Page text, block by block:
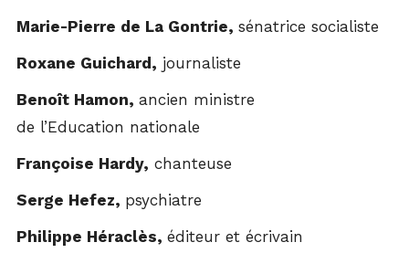
Marie-Pierre de La Gontrie, sénatrice socialiste
Roxane Guichard, journaliste
Benoît Hamon, ancien ministre
de l’Education nationale
Françoise Hardy, chanteuse
Serge Hefez, psychiatre
Philippe Héraclès, éditeur et écrivain